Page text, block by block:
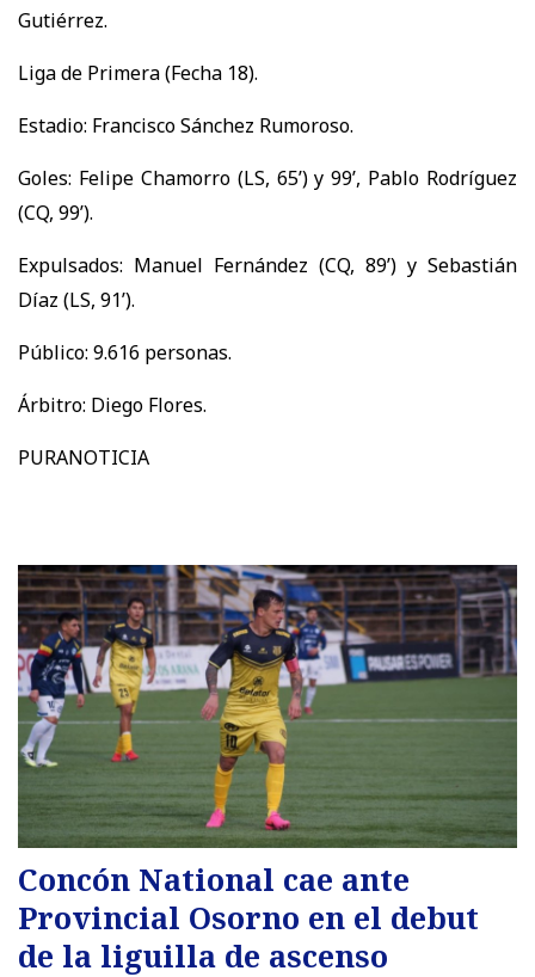
Gutiérrez.
Liga de Primera (Fecha 18).
Estadio: Francisco Sánchez Rumoroso.
Goles: Felipe Chamorro (LS, 65’) y 99’, Pablo Rodríguez
(CQ, 99’).
Expulsados: Manuel Fernández (CQ, 89’) y Sebastián
Díaz (LS, 91’).
Público: 9.616 personas.
Árbitro: Diego Flores.
PURANOTICIA
Concón National cae ante
Provincial Osorno en el debut
de la liguilla de ascenso